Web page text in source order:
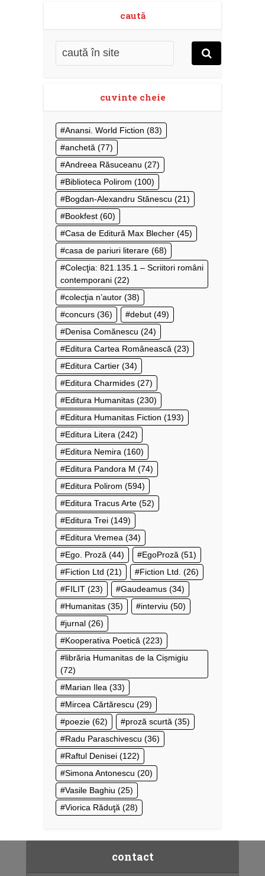
caută
cuvinte cheie
Anansi. World Fiction (83)
anchetă (77)
Andreea Răsuceanu (27)
Biblioteca Polirom (100)
Bogdan-Alexandru Stănescu (21)
Bookfest (60)
Casa de Editură Max Blecher (45)
casa de pariuri literare (68)
Colecţia: 821.135.1 – Scriitori români
contemporani (22)
colecţia n’autor (38)
concurs (36) debut (49)
Denisa Comănescu (24)
Editura Cartea Românească (23)
Editura Cartier (34)
Editura Charmides (27)
Editura Humanitas (230)
Editura Humanitas Fiction (193)
Editura Litera (242)
Editura Nemira (160)
Editura Pandora M (74)
Editura Polirom (594)
Editura Tracus Arte (52)
Editura Trei (149)
Editura Vremea (34)
Ego. Proză (44) EgoProză (51)
Fiction Ltd (21) Fiction Ltd. (26)
FILIT (23) Gaudeamus (34)
Humanitas (35) interviu (50)
jurnal (26)
Kooperativa Poetică (223)
librăria Humanitas de la Cișmigiu
(72)
Marian Ilea (33)
Mircea Cărtărescu (29)
poezie (62) proză scurtă (35)
Radu Paraschivescu (36)
Raftul Denisei (122)
Simona Antonescu (20)
Vasile Baghiu (25)
Viorica Răduţă (28)
contact